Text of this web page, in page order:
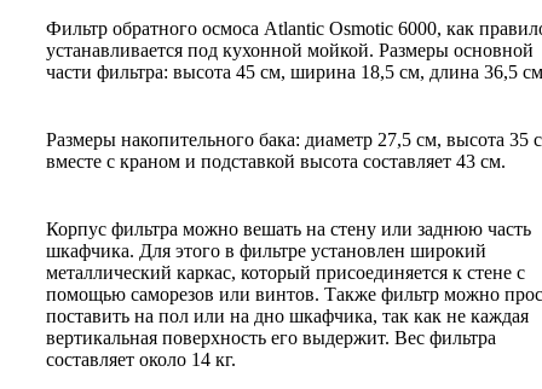
Фильтр обратного осмоса Atlantic Osmotic 6000, как
устанавливается под кухонной мойкой. Размеры основной
части фильтра: высота 45 см, ширина 18,5 см, длина 36,5
Размеры накопительного бака: диаметр 27,5 см, высота 35
вместе с краном и подставкой высота составляет 43 см.
Корпус фильтра можно вешать на стену или заднюю часть
шкафчика. Для этого в фильтре установлен широкий
металлический каркас, который присоединяется к стене с
помощью саморезов или винтов. Также фильтр можно
поставить на пол или на дно шкафчика, так как не каждая
вертикальная поверхность его выдержит. Вес фильтра
составляет около 14 кг.